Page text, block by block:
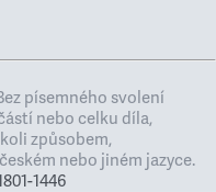
písemného svolení
nebo celku díla,
způsobem,
nebo jiném jazyce.
1446